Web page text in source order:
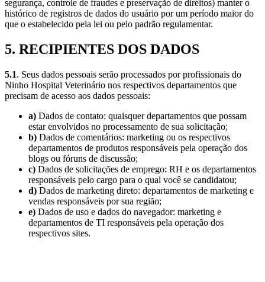
segurança, controle de fraudes e preservação de direitos) manter o
histórico de registros de dados do usuário por um período maior do
que o estabelecido pela lei ou pelo padrão regulamentar.
5. RECIPIENTES DOS DADOS
5.1. Seus dados pessoais serão processados por profissionais do
Ninho Hospital Veterinário nos respectivos departamentos que
precisam de acesso aos dados pessoais:
a) Dados de contato: quaisquer departamentos que possam
estar envolvidos no processamento de sua solicitação;
b) Dados de comentários: marketing ou os respectivos
departamentos de produtos responsáveis pela operação dos
blogs ou fóruns de discussão;
c) Dados de solicitações de emprego: RH e os departamentos
responsáveis pelo cargo para o qual você se candidatou;
d) Dados de marketing direto: departamentos de marketing e
vendas responsáveis por sua região;
e) Dados de uso e dados do navegador: marketing e
departamentos de TI responsáveis pela operação dos
respectivos sites.